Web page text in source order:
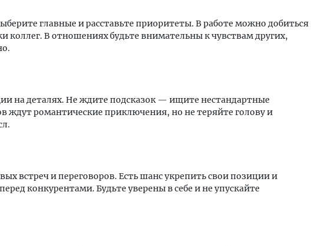
главные и расставьте приоритеты. В работе можно добиться
коллег. В отношениях будьте внимательны к чувствам других,
на деталях. Не ждите подсказок — ищите нестандартные
ждут романтические приключения, но не теряйте голову и
встреч и переговоров. Есть шанс укрепить свои позиции и
конкурентами. Будьте уверены в себе и не упускайте